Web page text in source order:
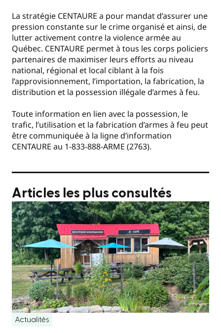
La stratégie CENTAURE a pour mandat d’assurer une
pression constante sur le crime organisé et ainsi, de
lutter activement contre la violence armée au
Québec. CENTAURE permet à tous les corps policiers
partenaires de maximiser leurs efforts au niveau
national, régional et local ciblant à la fois
l’approvisionnement, l’importation, la fabrication, la
distribution et la possession illégale d’armes à feu.
Toute information en lien avec la possession, le
trafic, l’utilisation et la fabrication d’armes à feu peut
être communiquée à la ligne d’information
CENTAURE au 1-833-888-ARME (2763).
Articles les plus consultés
Actualités